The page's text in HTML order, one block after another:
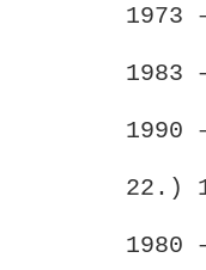
1973
1983
1990
22.)
1980